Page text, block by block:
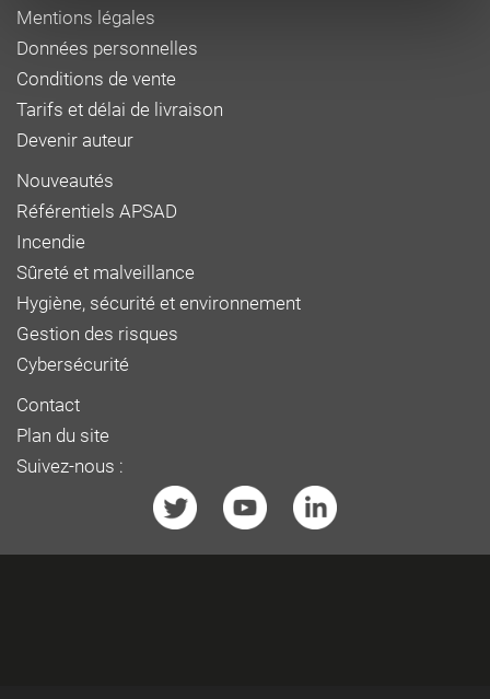
Mentions légales
Données personnelles
Conditions de vente
Tarifs et délai de livraison
Devenir auteur
Nouveautés
Référentiels APSAD
Incendie
Sûreté et malveillance
Hygiène, sécurité et environnement
Gestion des risques
Cybersécurité
Contact
Plan du site
Suivez-nous :